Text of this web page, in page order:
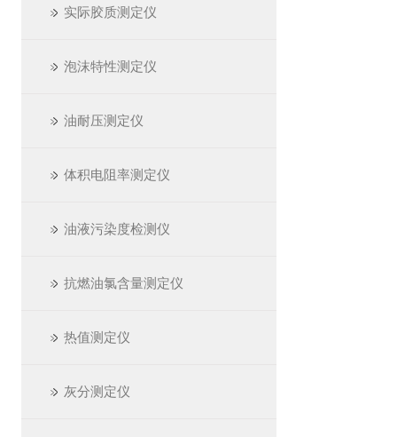
实际胶质测定仪
泡沫特性测定仪
油耐压测定仪
体积电阻率测定仪
油液污染度检测仪
抗燃油氯含量测定仪
热值测定仪
灰分测定仪